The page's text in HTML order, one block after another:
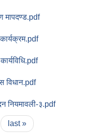
मापदण्ड.pdf
विधान.pdf
नियमावली-३.pdf
last »